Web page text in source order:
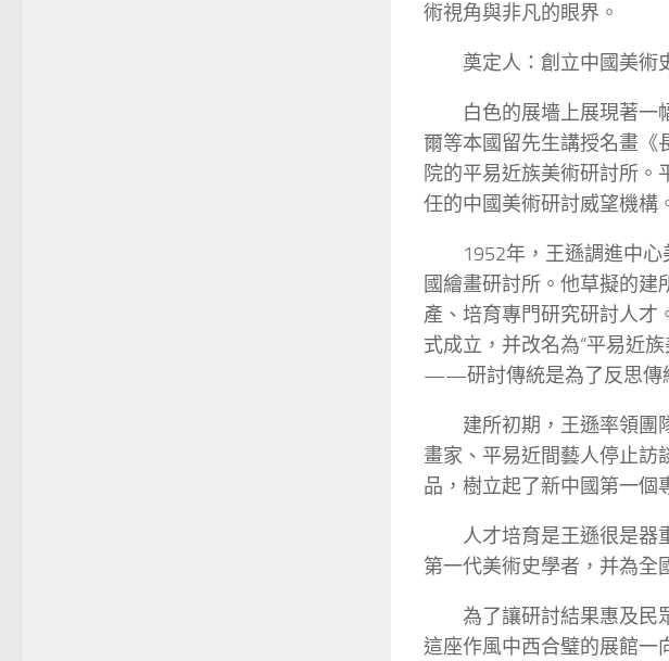
術視角與非凡的眼界。
奠定人：創立中國美術
白色的展墻上展現著一
爾等本國留先生講授名畫《
院的平易近族美術研討所
任的中國美術研討威望機構
1952年，王遜調進中
國繪畫研討所。他草擬的
產、培育專門研究研討人才
式成立，并改名為“平易近
——研討傳統是為了反思傳
建所初期，王遜率領團
畫家、平易近間藝人停止訪
品，樹立起了新中國第一個
人才培育是王遜很是器
第一代美術史學者，并為全
為了讓研討結果惠及民
這座作風中西合璧的展館一